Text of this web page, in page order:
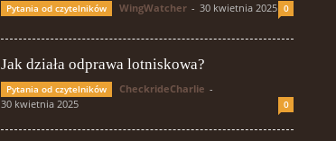
Pytania od czytelników WingWatcher - 30 kwietnia 2025 0
Jak działa odprawa lotniskowa?
Pytania od czytelników CheckrideCharlie -
30 kwietnia 2025
0